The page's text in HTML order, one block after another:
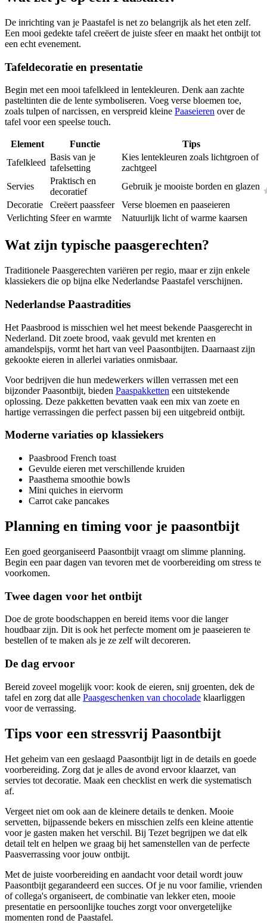
De inrichting van je Paastafel is net zo belangrijk als het eten zelf.
Een mooi gedekte tafel creëert de juiste sfeer en maakt het ontbijt tot
een echt evenement.
Tafeldecoratie en presentatie
Begin met een mooi tafelkleed in lentekleuren. Denk aan zachte
pasteltinten die de lente symboliseren. Voeg verse bloemen toe,
zoals tulpen of narcissen, en verspreid kleine Paaseieren over de
tafel voor een speelse touch.
Element Functie
Tips
Tafelkleed
Basis van je
tafelsetting
Kies lentekleuren zoals lichtgroen of
zachtgeel
Servies
Praktisch en
decoratief
Gebruik je mooiste borden en glazen
Decoratie
Creëert paassfeer
Verse bloemen en paaseieren
Verlichting Sfeer en warmte Natuurlijk licht of warme kaarsen
Wat zijn typische paasgerechten?
Traditionele Paasgerechten variëren per regio, maar er zijn enkele
klassiekers die op bijna elke Nederlandse Paastafel verschijnen.
Nederlandse Paastradities
Het Paasbrood is misschien wel het meest bekende Paasgerecht in
Nederland. Dit zoete brood, vaak gevuld met krenten en
amandelspijs, vormt het hart van veel Paasontbijten. Daarnaast zijn
gekookte eieren in allerlei variaties onmisbaar.
Voor bedrijven die hun medewerkers willen verrassen met een
bijzonder Paasontbijt, bieden Paaspakketten een uitstekende
oplossing. Deze pakketten bevatten vaak een mix van zoete en
hartige verrassingen die perfect passen bij een uitgebreid ontbijt.
Moderne variaties op klassiekers
Paasbrood French toast
Gevulde eieren met verschillende kruiden
Paasthema smoothie bowls
Mini quiches in eiervorm
Carrot cake pancakes
Planning en timing voor je paasontbijt
Een goed georganiseerd Paasontbijt vraagt om slimme planning.
Begin een paar dagen van tevoren met de voorbereiding om stress te
voorkomen.
Twee dagen voor het ontbijt
Doe de grote boodschappen en bereid items voor die langer
houdbaar zijn. Dit is ook het perfecte moment om je paaseieren te
bestellen of te maken als je ze zelf wilt decoreren.
De dag ervoor
Bereid zoveel mogelijk voor: kook de eieren, snij groenten, dek de
tafel en zorg dat alle Paasgeschenken van chocolade klaarliggen
voor de verrassing.
Tips voor een stressvrij Paasontbijt
Het geheim van een geslaagd Paasontbijt ligt in de details en goede
voorbereiding. Zorg dat je alles de avond ervoor klaarzet, van
servies tot decoratie. Maak een checklist en werk die systematisch
af.
Vergeet niet om ook aan de kleinere details te denken. Mooie
servetten, bijpassende bekers en misschien zelfs een kleine attentie
voor je gasten maken het verschil. Bij Tezet begrijpen we dat elk
detail telt en helpen we graag bij het samenstellen van de perfecte
Paasverrassing voor jouw ontbijt.
Met de juiste voorbereiding en aandacht voor detail wordt jouw
Paasontbijt gegarandeerd een succes. Of je nu voor familie, vrienden
of collega's organiseert, de combinatie van lekker eten, mooie
presentatie en persoonlijke touches zorgt voor onvergetelijke
momenten rond de Paastafel.